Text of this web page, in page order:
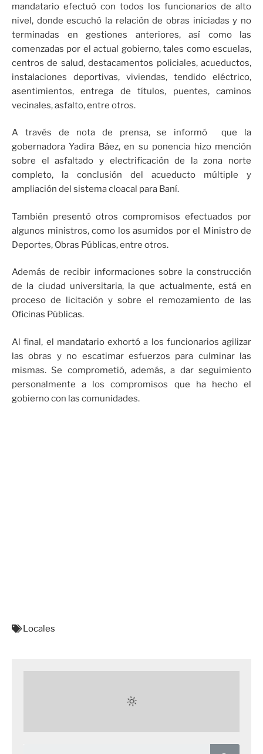
mandatario efectuó con todos los funcionarios de alto
nivel, donde escuchó la relación de obras iniciadas y no
terminadas en gestiones anteriores, así como las
comenzadas por el actual gobierno, tales como escuelas,
centros de salud, destacamentos policiales, acueductos,
instalaciones deportivas, viviendas, tendido eléctrico,
asentimientos, entrega de títulos, puentes, caminos
vecinales, asfalto, entre otros.
A través de nota de prensa, se informó que la
gobernadora Yadira Báez, en su ponencia hizo mención
sobre el asfaltado y electrificación de la zona norte
completo, la conclusión del acueducto múltiple y
ampliación del sistema cloacal para Baní.
También presentó otros compromisos efectuados por
algunos ministros, como los asumidos por el Ministro de
Deportes, Obras Públicas, entre otros.
Además de recibir informaciones sobre la construcción
de la ciudad universitaria, la que actualmente, está en
proceso de licitación y sobre el remozamiento de las
Oficinas Públicas.
Al final, el mandatario exhortó a los funcionarios agilizar
las obras y no escatimar esfuerzos para culminar las
mismas. Se comprometió, además, a dar seguimiento
personalmente a los compromisos que ha hecho el
gobierno con las comunidades.
Locales